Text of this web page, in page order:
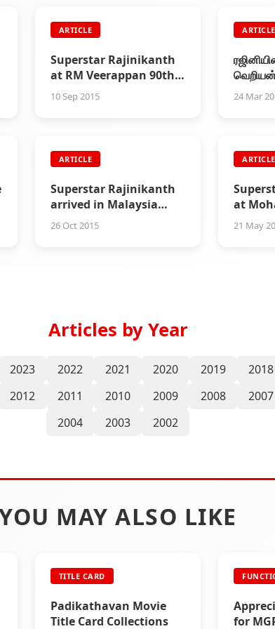
ARTICLE
Superstar Rajinikanth
at RM Veerappan 90th
Birthday Celebrations
10 Sep 2015
ARTICLE
அதற்கும்
24 Mar
ARTICLE
Superstar Rajinikanth
arrived in Malaysia
with mass welcome
26 Oct 2015
ARTICLE
at
21 May
Articles by Year
2023 2022 2021 2020 2019 2018
2012 2011 2010 2009 2008 2007
2004
2003 2002
MAY ALSO LIKE
TITLE CARD
Padikathavan Movie
Title Card Collections
for